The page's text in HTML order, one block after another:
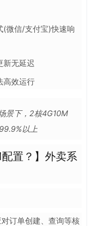
(微信/支付宝)快速响
新无延迟
高效运行
景下，2核4G10M
以上
置？】外卖系
订单创建、查询等核